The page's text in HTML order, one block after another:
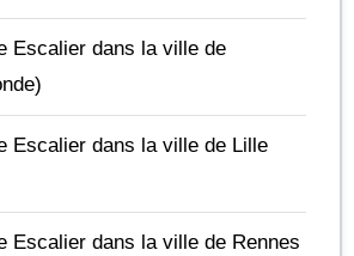
Escalier dans la ville de
Escalier dans la ville de Lille
Escalier dans la ville de Rennes